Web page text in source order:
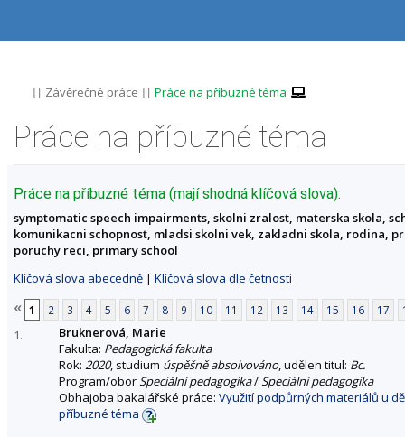
e
e
e
e
>Závěrečné práce >
Práce na příbuzné téma
Práce na příbuzné téma
Práce na příbuzné téma (mají shodná klíčová slova):
symptomatic speech impairments, skolni zralost, materska skola,
komunikacni schopnost, mladsi skolni vek, zakladni skola, rodina,
poruchy reci, primary school
Klíčová slova abecedně | Klíčová slova dle četnosti
« 1 2 3 4 5 6 7 8 9 10 11 12 13 14 15 16 17
1.
Bruknerová, Marie
Fakulta: Pedagogická fakulta
Rok: 2020, studium úspěšně absolvováno, udělen titul: Bc.
Program/oborSpeciální pedagogika/Speciální pedagogika
Obhajoba bakalářské práce: Využití podpůrných materiálů u
příbuzné téma